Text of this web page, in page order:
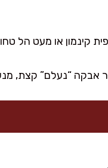
קינמון או מעט הל